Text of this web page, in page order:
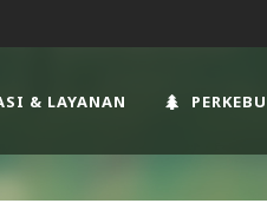
& LAYANAN